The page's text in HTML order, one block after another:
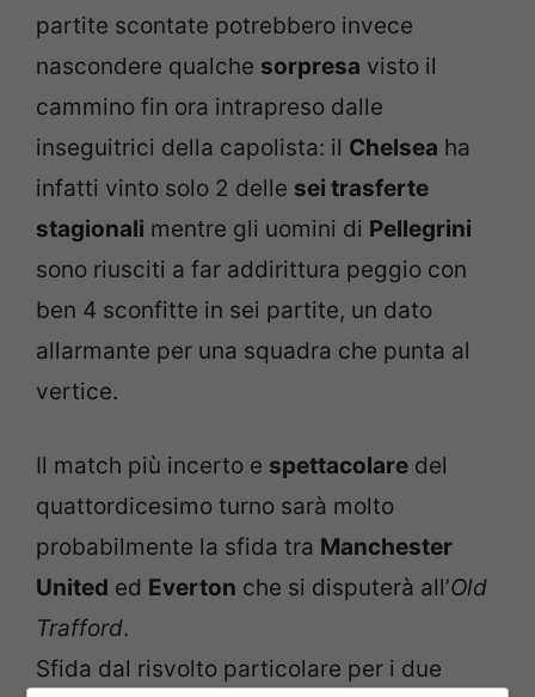
partite scontate potrebbero invece
nascondere qualche sorpresa visto il
cammino fin ora intrapreso dalle
inseguitrici della capolista: il Chelsea ha
infatti vinto solo 2 delle sei trasferte
stagionali mentre gli uomini di Pellegrini
sono riusciti a far addirittura peggio con
ben 4 sconfitte in sei partite, un dato
allarmante per una squadra che punta al
vertice.
Il match più incerto e spettacolare del
quattordicesimo turno sarà molto
probabilmente la sfida tra Manchester
United ed Everton che si disputerà all’Old
Trafford.
Sfida dal risvolto particolare per i due